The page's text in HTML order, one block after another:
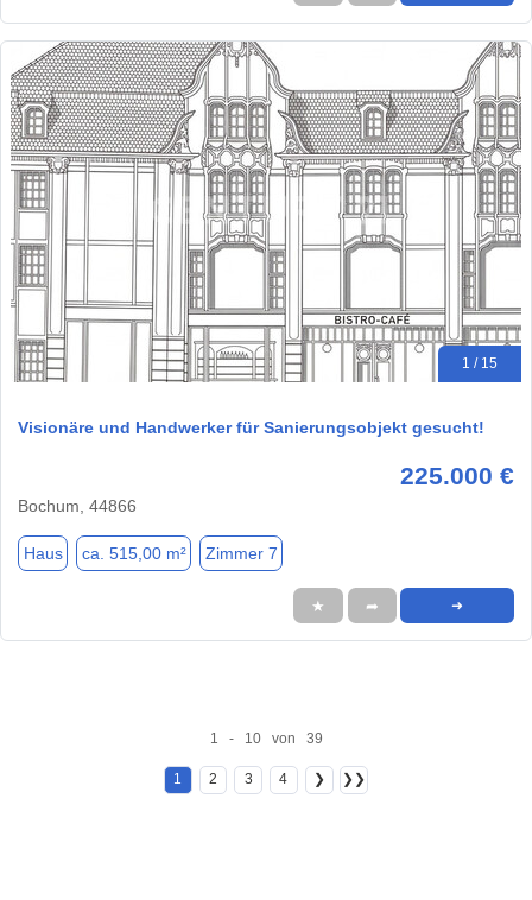
1 / 15
Visionäre und Handwerker für Sanierungsobjekt gesucht!
225.000 €
Bochum, 44866
Haus ca. 515,00 m² Zimmer 7
★ ➦ ➜
1 - 10 von 39
1 2 3 4 ❯ ❯❯